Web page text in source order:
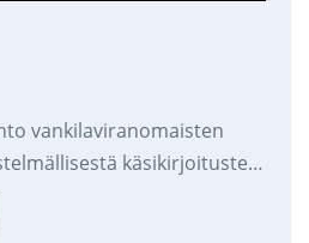
vankilaviranomaisten
käsikirjoitusten